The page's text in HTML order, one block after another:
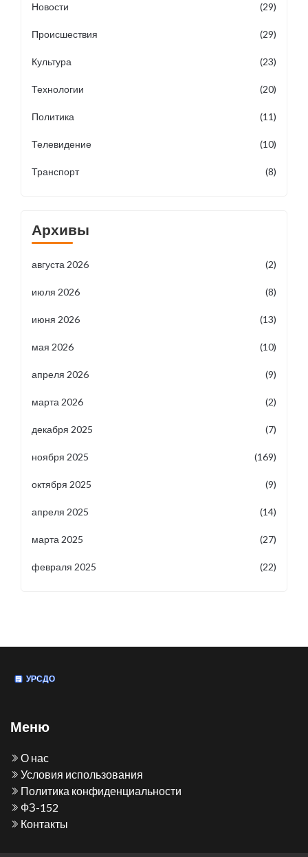
Новости (29)
Происшествия (29)
Культура (23)
Технологии (20)
Политика (11)
Телевидение (10)
Транспорт (8)
Архивы
августа 2026 (2)
июля 2026 (8)
июня 2026 (13)
мая 2026 (10)
апреля 2026 (9)
марта 2026 (2)
декабря 2025 (7)
ноября 2025 (169)
октября 2025 (9)
апреля 2025 (14)
марта 2025 (27)
февраля 2025 (22)
Меню
О нас
Условия использования
Политика конфиденциальности
ФЗ-152
Контакты